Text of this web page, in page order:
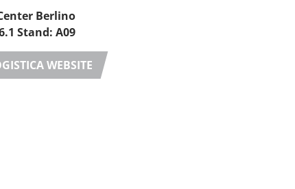
Berlino
Stand: A09
WEBSITE